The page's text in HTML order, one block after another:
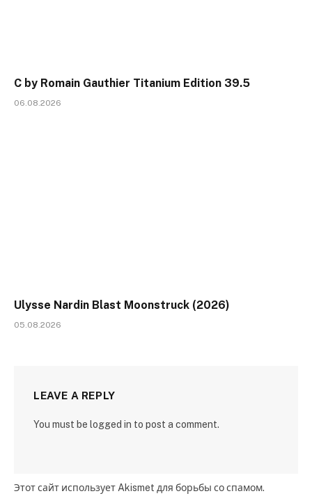
C by Romain Gauthier Titanium Edition 39.5
06.08.2026
Ulysse Nardin Blast Moonstruck (2026)
05.08.2026
LEAVE A REPLY
You must be logged in to post a comment.
Этот сайт использует Akismet для борьбы со спамом.